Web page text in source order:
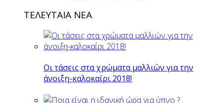
ΤΕΛΕΥΤΑΙΑ ΝΕΑ
Οι τάσεις στα χρώματα μαλλιών για την
άνοιξη-καλοκαίρι 2018!